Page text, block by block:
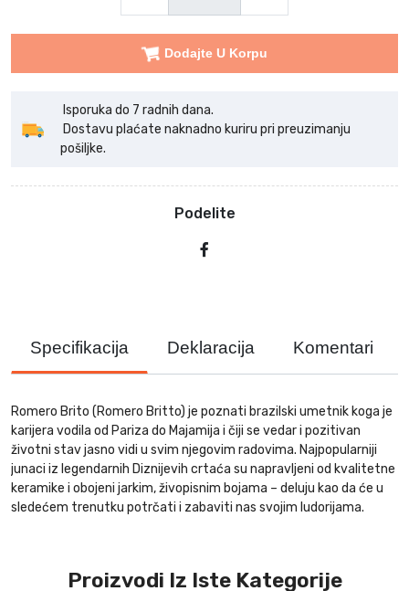
Dodajte U Korpu
Isporuka do 7 radnih dana.
Dostavu plaćate naknadno kuriru pri preuzimanju
pošiljke.
Podelite
Specifikacija Deklaracija Komentari
Romero Brito (Romero Britto) je poznati brazilski umetnik koga je
karijera vodila od Pariza do Majamija i čiji se vedar i pozitivan
životni stav jasno vidi u svim njegovim radovima. Najpopularniji
junaci iz legendarnih Diznijevih crtaća su napravljeni od kvalitetne
keramike i obojeni jarkim, živopisnim bojama – deluju kao da će u
sledećem trenutku potrčati i zabaviti nas svojim ludorijama.
Proizvodi Iz Iste Kategorije